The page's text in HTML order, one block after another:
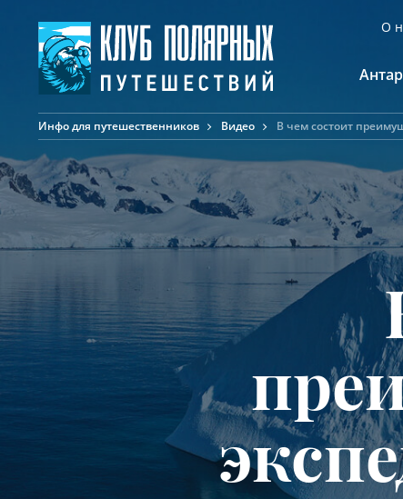
О
Инфо для путешественников Видео В чем состоит